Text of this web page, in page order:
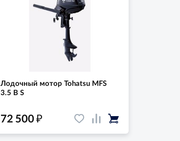
Лодочный мотор Tohatsu MFS
3.5 B S
72 500₽